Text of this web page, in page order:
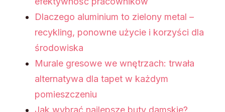
Dlaczego aluminium to zielony metal –
recykling, ponowne użycie i korzyści dla
środowiska
Murale gresowe we wnętrzach: trwała
alternatywa dla tapet w każdym
pomieszczeniu
Jak wybrać najlepsze buty damskie?